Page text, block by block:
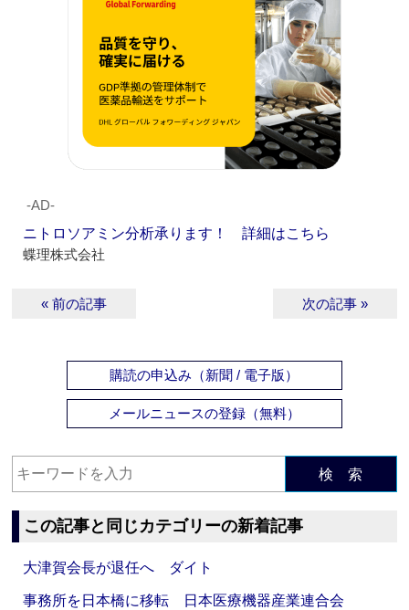
‐AD‐
ニトロソアミン分析承ります！ 詳細はこちら
蝶理株式会社
« 前の記事 次の記事 »
購読の申込み（新聞 / 電子版）
メールニュースの登録（無料）
検 索
この記事と同じカテゴリーの新着記事
大津賀会長が退任へ ダイト
事務所を日本橋に移転 日本医療機器産業連合会